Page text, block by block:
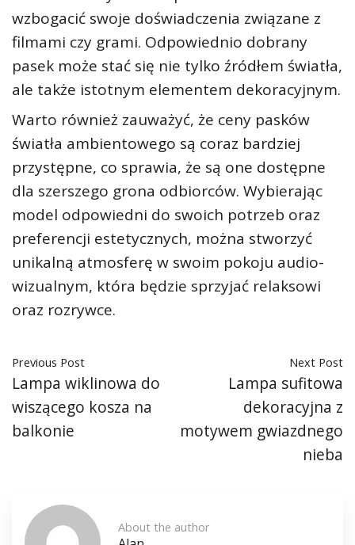
wzbogacić swoje doświadczenia związane z
filmami czy grami. Odpowiednio dobrany
pasek może stać się nie tylko źródłem światła,
ale także istotnym elementem dekoracyjnym.
Warto również zauważyć, że ceny pasków
światła ambientowego są coraz bardziej
przystępne, co sprawia, że są one dostępne
dla szerszego grona odbiorców. Wybierając
model odpowiedni do swoich potrzeb oraz
preferencji estetycznych, można stworzyć
unikalną atmosferę w swoim pokoju audio-
wizualnym, która będzie sprzyjać relaksowi
oraz rozrywce.
Previous Post
Lampa wiklinowa do
wiszącego kosza na
balkonie
Next Post
Lampa sufitowa
dekoracyjna z
motywem gwiazdnego
nieba
About the author